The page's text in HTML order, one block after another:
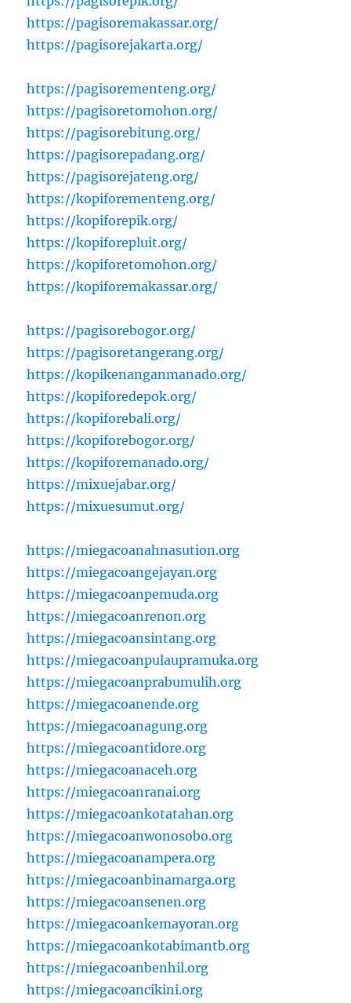
https://pagisoremakassar.org/
https://pagisorejakarta.org/
https://pagisorementeng.org/
https://pagisoretomohon.org/
https://pagisorebitung.org/
https://pagisorepadang.org/
https://pagisorejateng.org/
https://kopiforementeng.org/
https://kopiforepik.org/
https://kopiforepluit.org/
https://kopiforetomohon.org/
https://kopiforemakassar.org/
https://pagisorebogor.org/
https://pagisoretangerang.org/
https://kopikenanganmanado.org/
https://kopiforedepok.org/
https://kopiforebali.org/
https://kopiforebogor.org/
https://kopiforemanado.org/
https://mixuejabar.org/
https://mixuesumut.org/
https://miegacoanahnasution.org
https://miegacoangejayan.org
https://miegacoanpemuda.org
https://miegacoanrenon.org
https://miegacoansintang.org
https://miegacoanpulaupramuka.org
https://miegacoanprabumulih.org
https://miegacoanende.org
https://miegacoanagung.org
https://miegacoantidore.org
https://miegacoanaceh.org
https://miegacoanranai.org
https://miegacoankotatahan.org
https://miegacoanwonosobo.org
https://miegacoanampera.org
https://miegacoanbinamarga.org
https://miegacoansenen.org
https://miegacoankemayoran.org
https://miegacoankotabimantb.org
https://miegacoanbenhil.org
https://miegacoancikini.org